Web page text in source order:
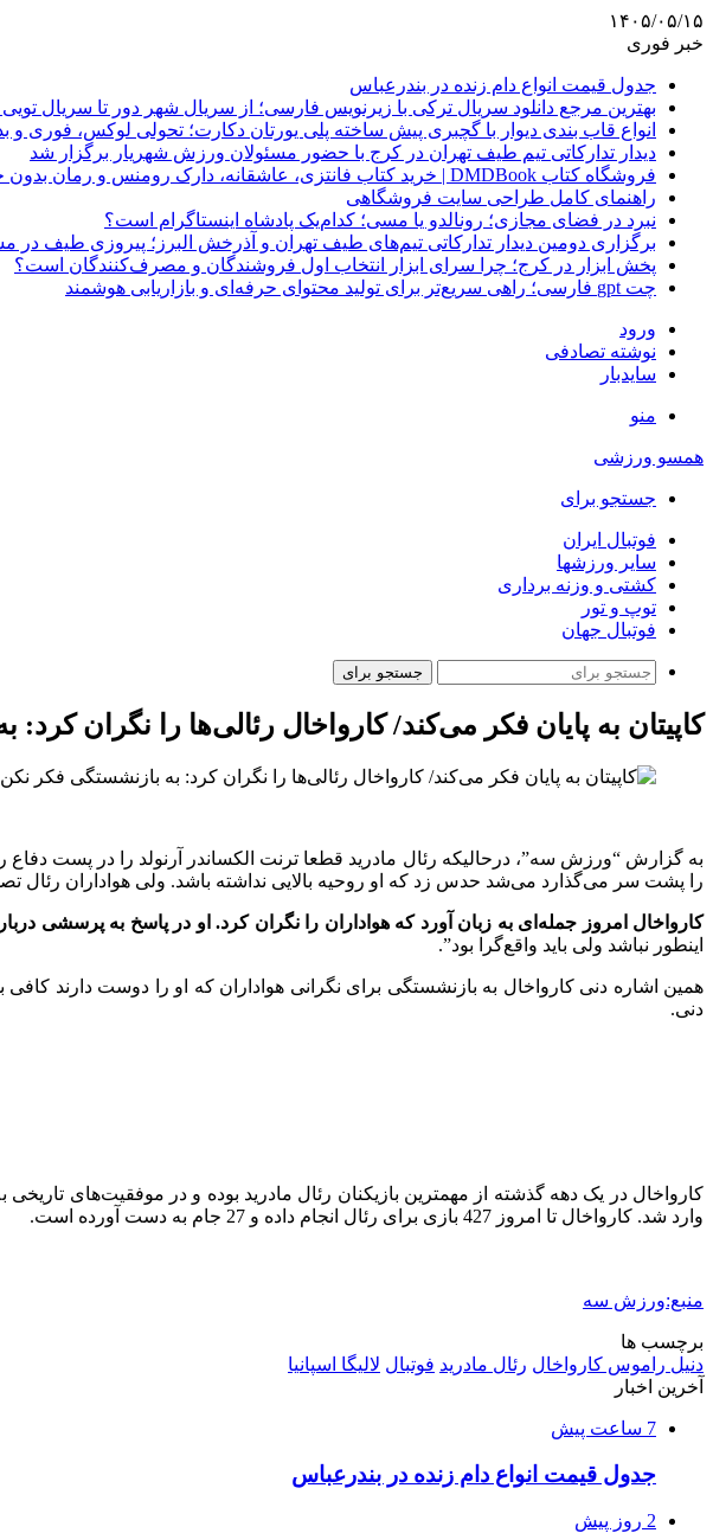
۱۴۰۵/۰۵/۱۵
خبر فوری
جدول قیمت انواع دام زنده در بندرعباس
بهترین مرجع دانلود سریال ترکی با زیرنویس فارسی؛ از سریال شهر دور تا سریال
انواع قاب بندی دیوار با گچبری پیش ساخته پلی یورتان دکارت؛ تحولی لوکس، فوری
دیدار تدارکاتی تیم طیف تهران در کرج با حضور مسئولان ورزش شهریار برگزار شد
فروشگاه کتاب DMDBook | خرید کتاب فانتزی، عاشقانه، دارک رومنس و رمان بدون حذفیات
راهنمای کامل طراحی سایت فروشگاهی
نبرد در فضای مجازی؛ رونالدو یا مسی؛ کدام‌یک پادشاه اینستاگرام است؟
برگزاری دومین دیدار تدارکاتی تیم‌های طیف تهران و آذرخش البرز؛ پیروزی طیف در
پخش ابزار در کرج؛ چرا سرای ابزار انتخاب اول فروشندگان و مصرف‌کنندگان است؟
چت gpt فارسی؛ راهی سریع‌تر برای تولید محتوای حرفه‌ای و بازاریابی هوشمند
ورود
نوشته تصادفی
سایدبار
منو
همسو ورزشی
جستجو برای
فوتبال ایران
سایر ورزشها
کشتی و وزنه برداری
توپ و تور
فوتبال جهان
جستجو برای
کاپیتان به پایان فکر می‌کند/ کارواخال رئالی‌ها را نگران
به گزارش “ورزش سه”، درحالیکه رئال مادرید قطعا ترنت الکساندر ‏آرنولد را در پست
را پشت سر می‌گذارد می‌شد حدس زد که او روحیه بالایی ‏نداشته باشد. ولی هواداران رئال
کارواخال امروز جمله‌ای به زبان آورد که هواداران را نگران کرد. او در ‏پاسخ به پرسشی
‏اینطور نباشد ولی باید واقع‌گرا بود”. ‏
همین اشاره دنی کارواخال به بازنشستگی برای نگرانی هواداران که او ‏را دوست دارند کافی
‏دنی. ‏
وارد شد. کارواخال تا امروز 427 بازی برای رئال انجام داده و ‌‏27 جام به دست آورده است. ‏
منبع:ورزش سه
برچسب ها
دنیل راموس کارواخال رئال مادرید فوتبال لالیگا اسپانیا
آخرین اخبار
7 ساعت پیش
جدول قیمت انواع دام زنده در بندرعباس
2 روز پیش